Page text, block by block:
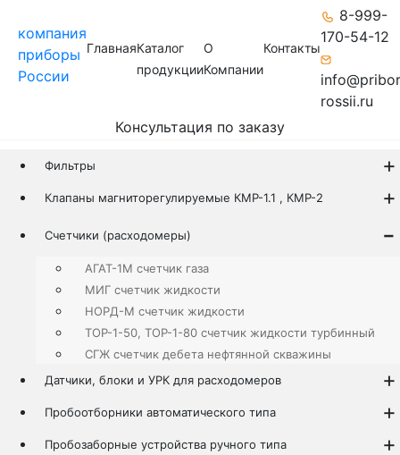
компания
приборы
России
ГлавнаяКаталог
продукции
О
Компании
Контакты
8-999-
170-54-12
rossii.ru
Консультация по заказу
Фильтры
Клапаны магниторегулируемые КМР-1.1 , КМР-2
Счетчики (расходомеры)
АГАТ-1М счетчик газа
МИГ счетчик жидкости
НОРД-М счетчик жидкости
ТОР-1-50, ТОР-1-80 счетчик жидкости турбинный
СГЖ счетчик дебета нефтянной скважины
Датчики, блоки и УРК для расходомеров
Пробоотборники автоматического типа
Пробозаборные устройства ручного типа